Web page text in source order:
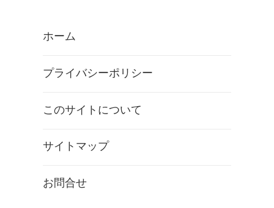
ホーム
プライバシーポリシー
このサイトについて
サイトマップ
お問合せ